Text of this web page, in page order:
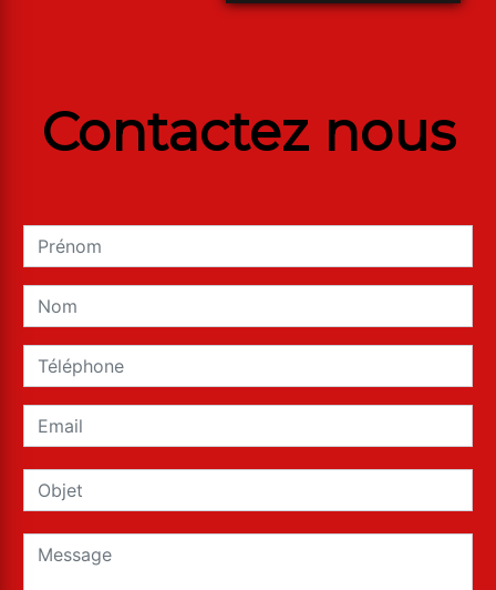
Contactez nous